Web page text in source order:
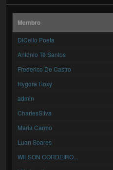
Membro
DiCello Poeta
António Tê Santos
Frederico De Castro
Hygora Hoxy
admin
CharlesSilva
Maria Carmo
Luan Soares
WILSON CORDEIRO...